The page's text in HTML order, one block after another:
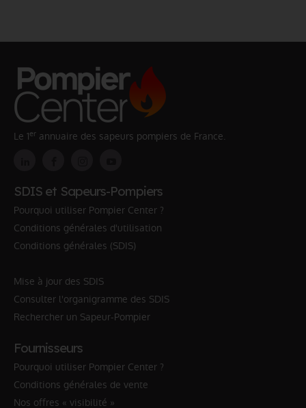
Le 1er annuaire des sapeurs pompiers de France.
SDIS et Sapeurs-Pompiers
Pourquoi utiliser Pompier Center ?
Conditions générales d'utilisation
Conditions générales (SDIS)
Mise à jour des SDIS
Consulter l'organigramme des SDIS
Rechercher un Sapeur-Pompier
Fournisseurs
Pourquoi utiliser Pompier Center ?
Conditions générales de vente
Nos offres « visibilité »